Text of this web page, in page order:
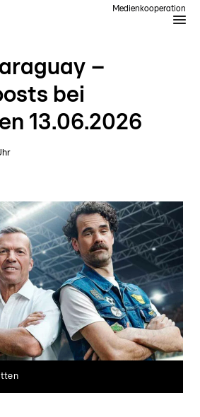
Medienkooperation
–
bei
13.06.2026